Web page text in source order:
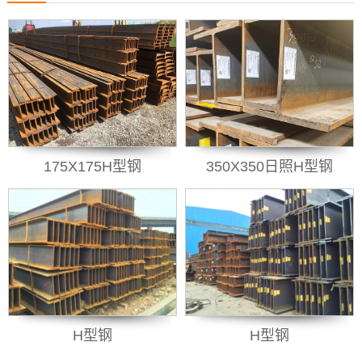
175X175H型钢 350X350日照H型钢
H型钢 H型钢